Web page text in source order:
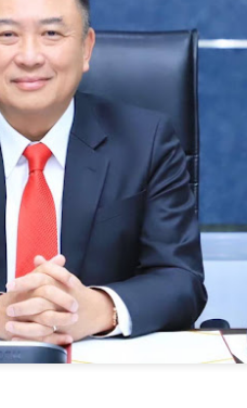
GDCC GOV Cloud
Awards ตอกย้ำความ
สำเร็จของระบบ DSD
Online Training ในการ
ขับเคลื่อนการพัฒนา
กำลังคนที่ทันสมัย
กรมพัฒน์ คว้ารางวัล GDCC GOV
Cloud Awards ตอกย้ำความสำเร็จ
ของระบบ DSD Online Training ใน
การขับเคลื่อนการพัฒนากำลังคนที่
ทันสมัย
กรมพัฒนาฝีมือแรงงาน ได้รับรางวัล
GDCC GOV Cloud Awards ประจำ
ปี พ.ศ.
กระทรวงวัฒนธรรม แถลง
ตลักษณ์อาหารภูมิภาค "รส
4 ภูมิภาค ดัน Soft Power สู่
นธรรม แถลงเปิดตัวโครงการ
ย" เฟ้นหาเมนูต้นตำรับ 4 ภูมิภาค
นิยมไทย ร่วมกับกระทรวง